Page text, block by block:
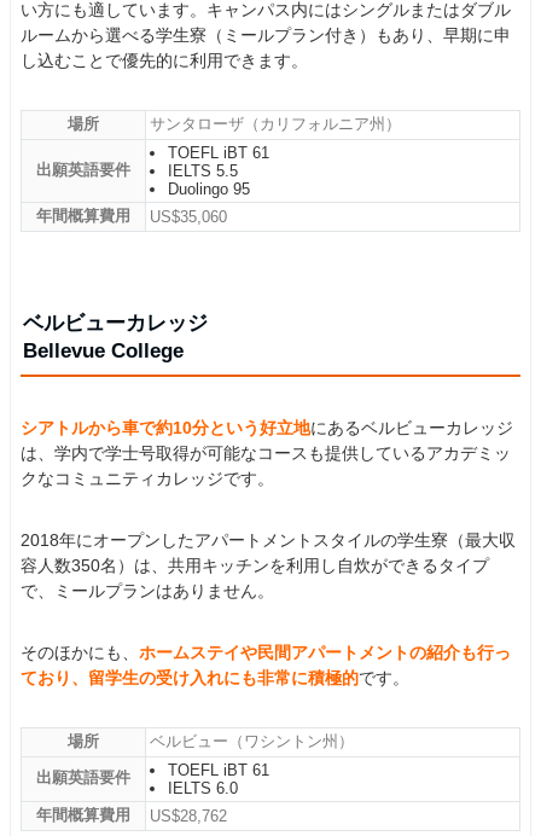
い方にも適しています。キャンパス内にはシングルまたはダブル
ルームから選べる学生寮（ミールプラン付き）もあり、早期に申
し込むことで優先的に利用できます。
場所 サンタローザ（カリフォルニア州）
出願英語要件
TOEFL iBT 61
IELTS 5.5
Duolingo 95
年間概算費用
US$35,060
ベルビューカレッジ
Bellevue College
シアトルから車で約10分という好立地にあるベルビューカレッジ
は、学内で学士号取得が可能なコースも提供しているアカデミッ
クなコミュニティカレッジです。
2018年にオープンしたアパートメントスタイルの学生寮（最大収
容人数350名）は、共用キッチンを利用し自炊ができるタイプ
で、ミールプランはありません。
そのほかにも、 ホームステイや民間アパートメントの紹介も行っ
ており、留学生の受け入れにも非常に積極的です。
場所
ベルビュー（ワシントン州）
出願英語要件
TOEFL iBT 61
IELTS 6.0
年間概算費用
US$28,762